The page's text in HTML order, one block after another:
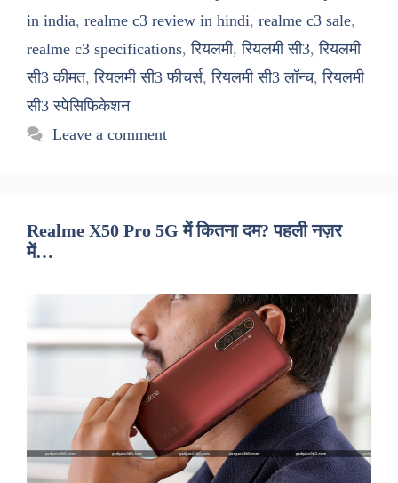
in india, realme c3 review in hindi, realme c3 sale,
realme c3 specifications,रियलमी,रियलमी सी3,रियलमी
सी3 कीमत,रियलमी सी3 फीचर्स,रियलमी सी3 लॉन्च,रियलमी
सी3 स्पेसिफिकेशन
Leave a comment
Realme X50 Pro 5G में कितना दम? पहली नज़र
में…